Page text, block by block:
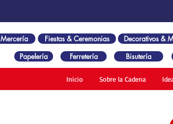
Mercería Fiestas & Ceremonias Decorativos &
Papelería
Ferretería Bisutería
Inicio Sobre la Cadena